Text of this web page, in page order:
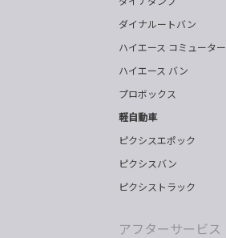
ダイナルートバン
ハイエース コミューター
ハイエース バン
プロボックス
軽自動車
ピクシスエポック
ピクシスバン
ピクシストラック
アフターサービス